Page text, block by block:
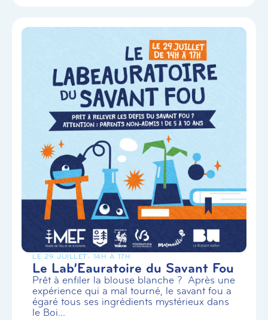
LE 29 JUILLET- 14H À 17H
Le Lab’Eauratoire du Savant Fou
Prêt à enfiler la blouse blanche ? Après une
expérience qui a mal tourné, le savant fou a
égaré tous ses ingrédients mystérieux dans
le Boi...